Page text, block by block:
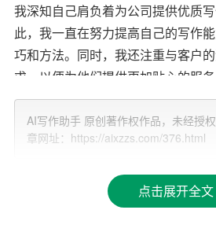
我深知自己肩负着为公司提供优质
此，我一直在努力提高自己的写作
巧和方法。同时，我还注重与客户
求，以便为他们提供更加贴心的服
不仅提升了自己的写作水平，还锻
能力。
里，我遇到了各种各样的客户，有
较模糊。面对不同的客户，我都保
AI写作助手 原创著作权作品，未经授
章网址：https://aixzzs.com/376.html
点击展开全文